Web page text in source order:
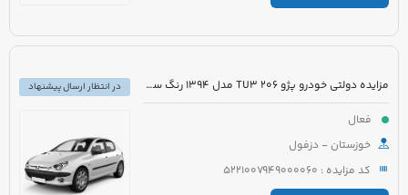
مزایده دولتی خودرو پژو 206 TU3 مدل 1394 رنگ سفید
فعال
خوزستان - دزفول
کد مزایده : 5221007949000060
در انتظار ارسال پیشنهاد